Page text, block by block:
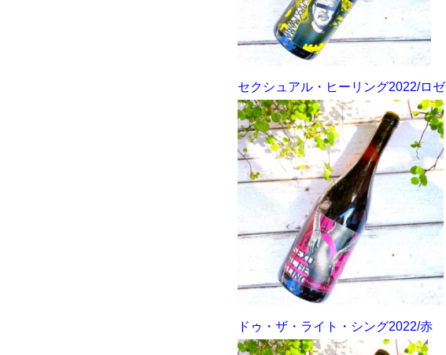
セクシュアル・ヒーリング2022/ロゼ
ドゥ・ザ・ライト・シング2022/赤